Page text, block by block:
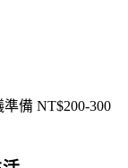
準備 NT$200-300